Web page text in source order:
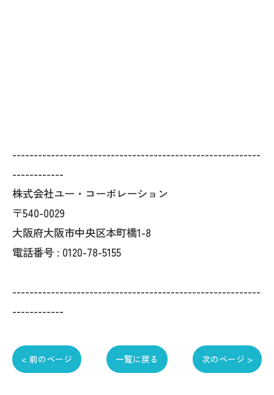
----------------------------------------------------------
------------
株式会社ユー・コーポレーション
〒540-0029
大阪府大阪市中央区本町橋1-8
電話番号 : 0120-78-5155
----------------------------------------------------------
------------
< 前のページ 一覧に戻る 次のページ >